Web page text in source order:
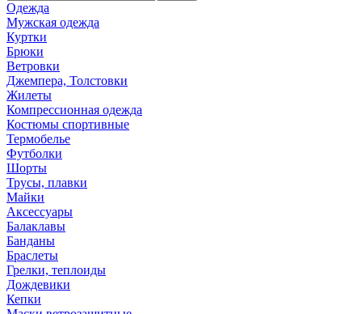
Одежда
Мужская одежда
Куртки
Брюки
Ветровки
Джемпера, Толстовки
Жилеты
Компрессионная одежда
Костюмы спортивные
Термобелье
Футболки
Шорты
Трусы, плавки
Майки
Аксессуары
Балаклавы
Банданы
Браслеты
Грелки, теплоиды
Дождевики
Кепки